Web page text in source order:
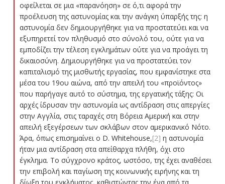
οφείλεται σε μια «παρανόηση» σε ό,τι αφορά την
προέλευση της αστυνομίας και την ανάγκη ύπαρξής της: η
αστυνομία δεν δημιουργήθηκε για να προστατεύει και να
εξυπηρετεί τον πληθυσμό στο σύνολό του, ούτε για να
εμποδίζει την τέλεση εγκλημάτων ούτε για να προάγει τη
δικαιοσύνη. Δημιουργήθηκε για να προστατεύει τον
καπιταλισμό της μισθωτής εργασίας, που εμφανίστηκε στα
μέσα του 19ου αιώνα, από την απειλή του «προϊόντος»
που παρήγαγε αυτό το σύστημα, της εργατικής τάξης: Οι
αρχές ίδρυσαν την αστυνομία ως αντίδραση στις απεργίες
στην Αγγλία, στις ταραχές στη Βόρεια Αμερική και στην
απειλή εξεγέρσεων των σκλάβων στον αμερικανικό Νότο.
Άρα, όπως επισημαίνει ο D. Whitehouse,[2] η αστυνομία
ήταν μια αντίδραση στα απείθαρχα πλήθη, όχι στο
έγκλημα. Το σύγχρονο κράτος, ωστόσο, της έχει αναθέσει
την επιβολή και παγίωση της κοινωνικής ειρήνης και τη